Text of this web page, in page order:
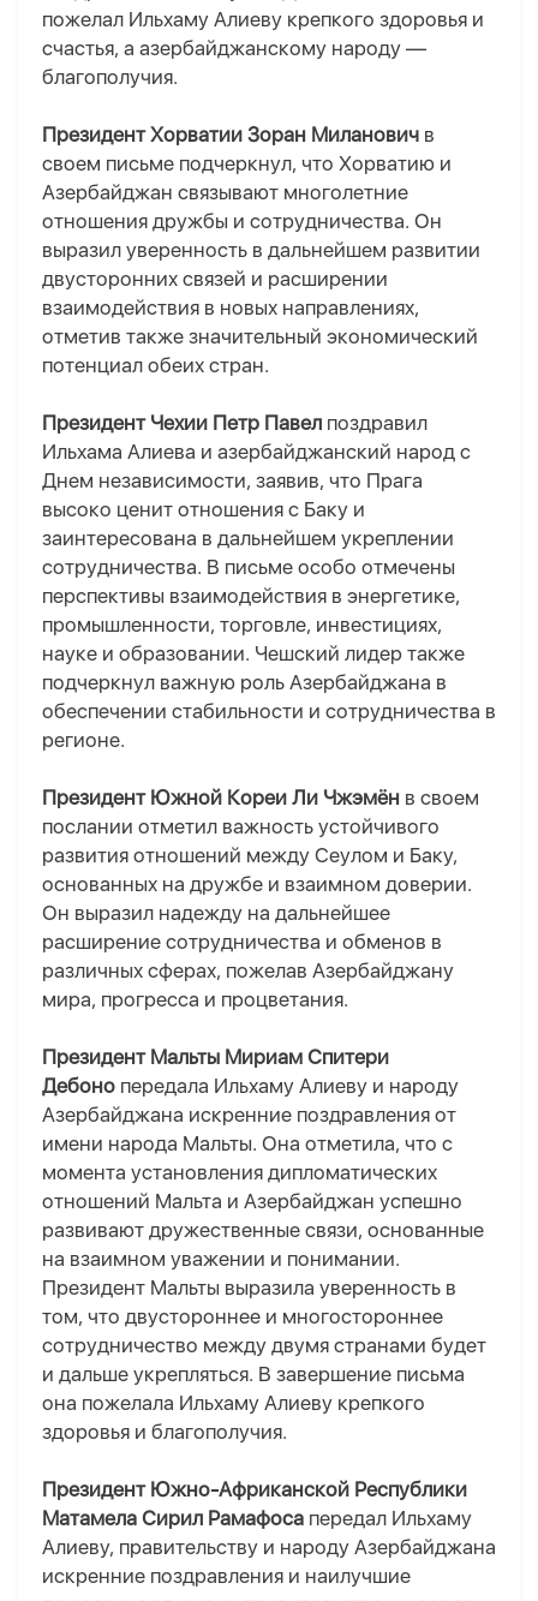
пожелал Ильхаму Алиеву крепкого здоровья и
счастья, а азербайджанскому народу —
благополучия.
Президент Хорватии Зоран Миланович в
своем письме подчеркнул, что Хорватию и
Азербайджан связывают многолетние
отношения дружбы и сотрудничества. Он
выразил уверенность в дальнейшем развитии
двусторонних связей и расширении
взаимодействия в новых направлениях,
отметив также значительный экономический
потенциал обеих стран.
Президент Чехии Петр Павел поздравил
Ильхама Алиева и азербайджанский народ с
Днем независимости, заявив, что Прага
высоко ценит отношения с Баку и
заинтересована в дальнейшем укреплении
сотрудничества. В письме особо отмечены
перспективы взаимодействия в энергетике,
промышленности, торговле, инвестициях,
науке и образовании. Чешский лидер также
подчеркнул важную роль Азербайджана в
обеспечении стабильности и сотрудничества в
регионе.
Президент Южной Кореи Ли Чжэмён в своем
послании отметил важность устойчивого
развития отношений между Сеулом и Баку,
основанных на дружбе и взаимном доверии.
Он выразил надежду на дальнейшее
расширение сотрудничества и обменов в
различных сферах, пожелав Азербайджану
мира, прогресса и процветания.
Президент Мальты Мириам Спитери
Дебоно передала Ильхаму Алиеву и народу
Азербайджана искренние поздравления от
имени народа Мальты. Она отметила, что с
момента установления дипломатических
отношений Мальта и Азербайджан успешно
развивают дружественные связи, основанные
на взаимном уважении и понимании.
Президент Мальты выразила уверенность в
том, что двустороннее и многостороннее
сотрудничество между двумя странами будет
и дальше укрепляться. В завершение письма
она пожелала Ильхаму Алиеву крепкого
здоровья и благополучия.
Президент Южно-Африканской Республики
Матамела Сирил Рамафоса передал Ильхаму
Алиеву, правительству и народу Азербайджана
искренние поздравления и наилучшие